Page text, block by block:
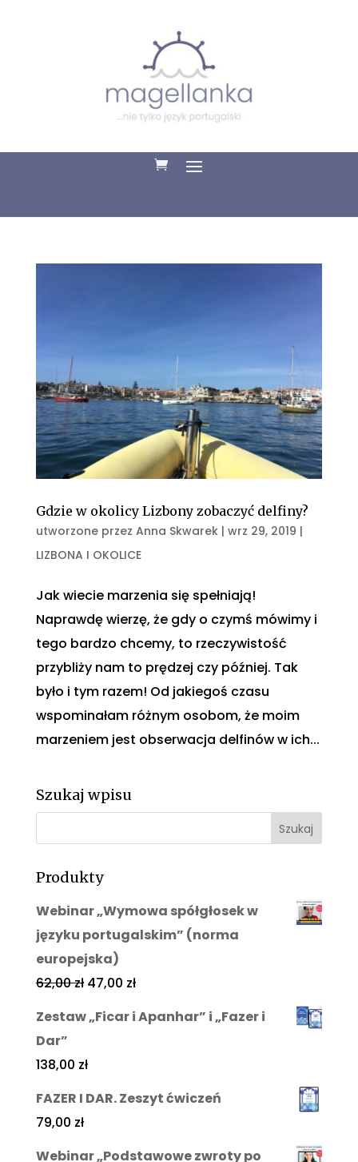
Gdzie w okolicy Lizbony zobaczyć delfiny?
utworzone przez Anna Skwarek| wrz 29, 2019 |
LIZBONA I OKOLICE
Jak wiecie marzenia się spełniają!
Naprawdę wierzę, że gdy o czymś mówimy i
tego bardzo chcemy, to rzeczywistość
przybliży nam to prędzej czy później. Tak
było i tym razem! Od jakiegoś czasu
wspominałam różnym osobom, że moim
marzeniem jest obserwacja delfinów w ich...
Szukaj wpisu
Produkty
Webinar „Wymowa spółgłosek w
języku portugalskim” (norma
europejska)
62,00zł 47,00 zł
Zestaw „Ficar i Apanhar” i „Fazer i
Dar”
138,00 zł
FAZER I DAR. Zeszyt ćwiczeń
79,00 zł
Webinar „Podstawowe zwroty po